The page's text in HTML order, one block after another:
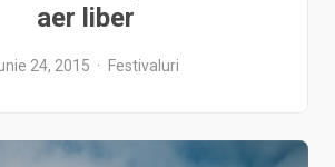
aer liber
24, 2015 Festivaluri